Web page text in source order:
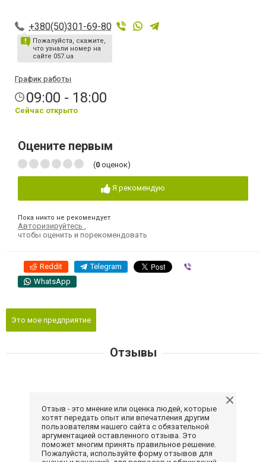
+380(50)301-69-80
Пожалуйста, скажите,
что узнали номер на
сайте 057.ua
График работы
09:00 - 18:00
Сейчас открыто
Оцените первым
(0 оценок)
Я рекомендую
Пока никто не рекомендует
Авторизируйтесь
чтобы оценить и порекомендовать
Reddit Telegram
WhatsApp
Это мое предприятие
Отзывы
Отзыв - это мнение или оценка людей, которые
хотят передать опыт или впечатления другим
пользователям нашего сайта с обязательной
аргументацией оставленного отзыва. Это
поможет многим принять правильное решение.
Пожалуйста, используйте форму отзывов для